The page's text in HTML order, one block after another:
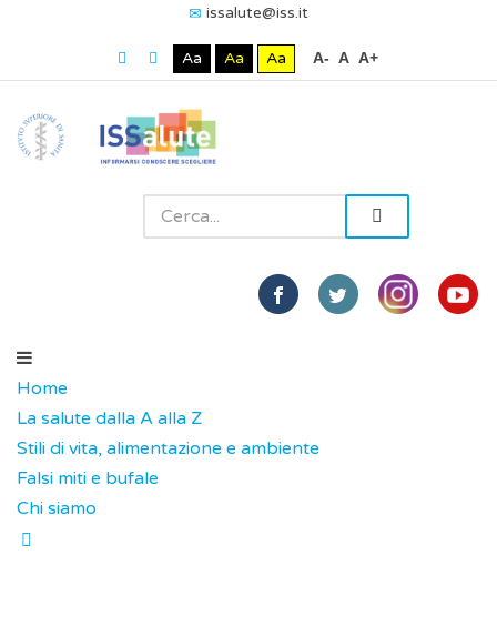
issalute@iss.it
Aa Aa Aa A- A A+
Home
La salute dalla A alla Z
Stili di vita, alimentazione e ambiente
Falsi miti e bufale
Chi siamo